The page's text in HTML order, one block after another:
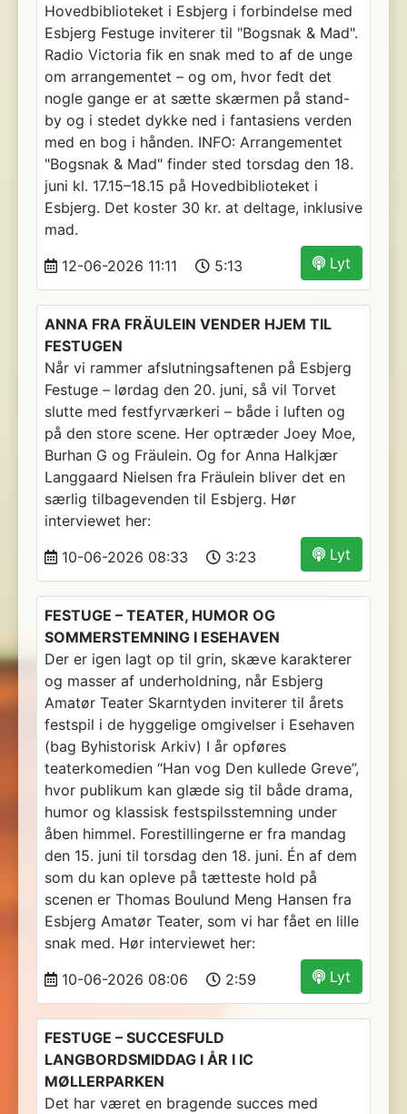
Hovedbiblioteket i Esbjerg i forbindelse med
Esbjerg Festuge inviterer til "Bogsnak & Mad".
Radio Victoria fik en snak med to af de unge
om arrangementet – og om, hvor fedt det
nogle gange er at sætte skærmen på stand-
by og i stedet dykke ned i fantasiens verden
med en bog i hånden. INFO: Arrangementet
"Bogsnak & Mad" finder sted torsdag den 18.
juni kl. 17.15–18.15 på Hovedbiblioteket i
Esbjerg. Det koster 30 kr. at deltage, inklusive
mad.
Lyt
12-06-2026 11:11 5:13
ANNA FRA FRÄULEIN VENDER HJEM TIL
FESTUGEN
Når vi rammer afslutningsaftenen på Esbjerg
Festuge – lørdag den 20. juni, så vil Torvet
slutte med festfyrværkeri – både i luften og
på den store scene. Her optræder Joey Moe,
Burhan G og Fräulein. Og for Anna Halkjær
Langgaard Nielsen fra Fräulein bliver det en
særlig tilbagevenden til Esbjerg. Hør
interviewet her:
Lyt
10-06-2026 08:33 3:23
FESTUGE – TEATER, HUMOR OG
SOMMERSTEMNING I ESEHAVEN
Der er igen lagt op til grin, skæve karakterer
og masser af underholdning, når Esbjerg
Amatør Teater Skarntyden inviterer til årets
festspil i de hyggelige omgivelser i Esehaven
(bag Byhistorisk Arkiv) I år opføres
teaterkomedien “Han vog Den kullede Greve”,
hvor publikum kan glæde sig til både drama,
humor og klassisk festspilsstemning under
åben himmel. Forestillingerne er fra mandag
den 15. juni til torsdag den 18. juni. Én af dem
som du kan opleve på tætteste hold på
scenen er Thomas Boulund Meng Hansen fra
Esbjerg Amatør Teater, som vi har fået en lille
snak med. Hør interviewet her:
Lyt
10-06-2026 08:06 2:59
FESTUGE – SUCCESFULD
LANGBORDSMIDDAG I ÅR I IC
MØLLERPARKEN
Det har været en bragende succes med